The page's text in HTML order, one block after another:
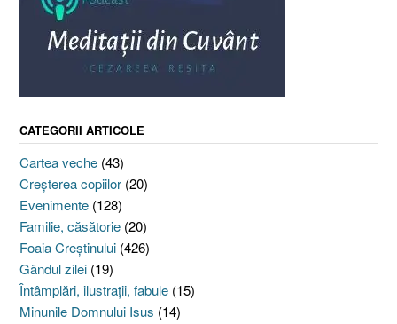
CATEGORII ARTICOLE
Cartea veche (43)
Creşterea copiilor (20)
Evenimente (128)
Familie, căsătorie (20)
Foaia Creştinului (426)
Gândul zilei (19)
Întâmplări, ilustraţii, fabule (15)
Minunile Domnului Isus (14)